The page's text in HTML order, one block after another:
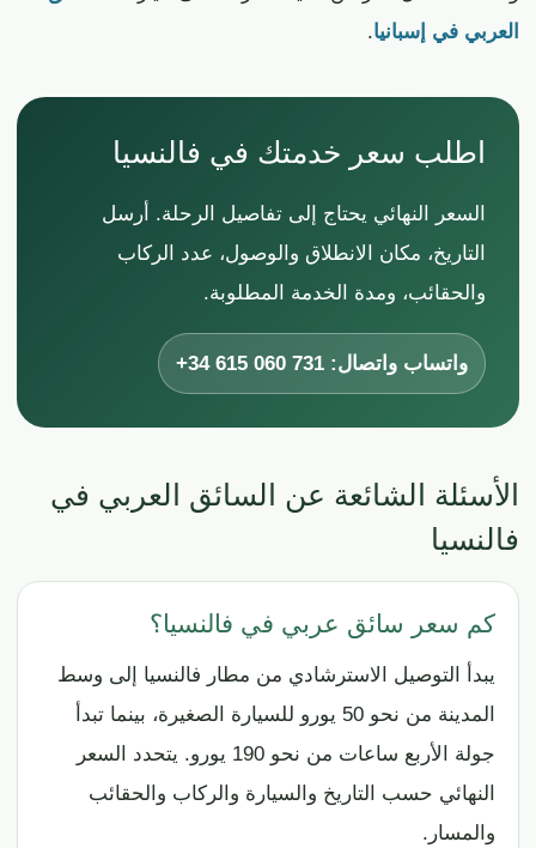
العربي في إسبانيا.
اطلب سعر خدمتك في فالنسيا
السعر النهائي يحتاج إلى تفاصيل الرحلة. أرسل
التاريخ، مكان الانطلاق والوصول، عدد الركاب
والحقائب، ومدة الخدمة المطلوبة.
واتساب واتصال: +34 615 060 731
الأسئلة الشائعة عن السائق العربي في
فالنسيا
كم سعر سائق عربي في فالنسيا؟
يبدأ التوصيل الاسترشادي من مطار فالنسيا إلى وسط
المدينة من نحو 50 يورو للسيارة الصغيرة، بينما تبدأ
جولة الأربع ساعات من نحو 190 يورو. يتحدد السعر
النهائي حسب التاريخ والسيارة والركاب والحقائب
والمسار.